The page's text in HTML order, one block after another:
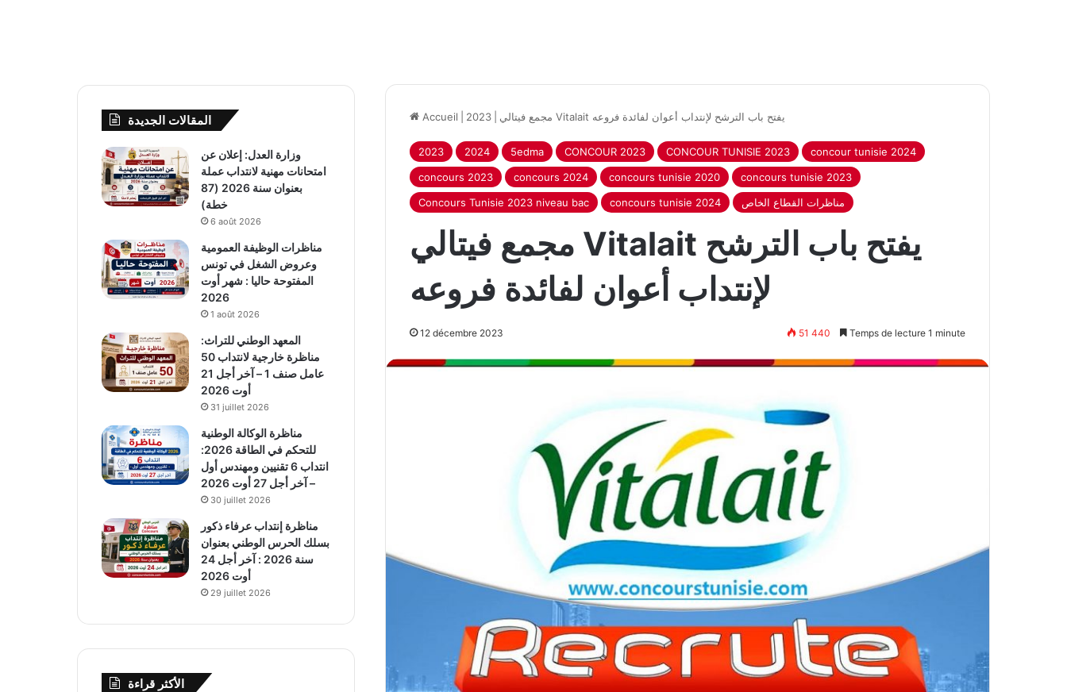
Accueil 2023 مجمع فيتالي Vitalait يفتح باب الترشح لإنتداب أعوان لفائدة فروعه
2023 2024 5edma CONCOUR 2023 CONCOUR TUNISIE 2023
concour tunisie 2024
concours 2023
concours 2024 concours tunisie 2020
concours tunisie 2023
Concours Tunisie 2023 niveau bac
concours tunisie 2024 مناظرات القطاع الخاص
مجمع فيتالي Vitalait يفتح باب الترشح
لإنتداب أعوان لفائدة فروعه
12 décembre 2023 51 440 Temps de lecture 1 minute
المقالات الجديدة
وزارة العدل: إعلان عن
امتحانات مهنية لانتداب عملة
بعنوان سنة 2026 (87
خطة)
6 août 2026
مناظرات الوظيفة العمومية
وعروض الشغل في تونس
المفتوحة حاليا : شهر أوت
2026
1 août 2026
المعهد الوطني للتراث:
مناظرة خارجية لانتداب 50
عامل صنف 1 – آخر أجل 21
أوت 2026
31 juillet 2026
مناظرة الوكالة الوطنية
للتحكم في الطاقة 2026:
انتداب 6 تقنيين ومهندس أول
– آخر أجل 27 أوت 2026
30 juillet 2026
مناظرة إنتداب عرفاء ذكور
بسلك الحرس الوطني بعنوان
سنة 2026 : آخر أجل 24
أوت 2026
29 juillet 2026
الأكثر قراءة